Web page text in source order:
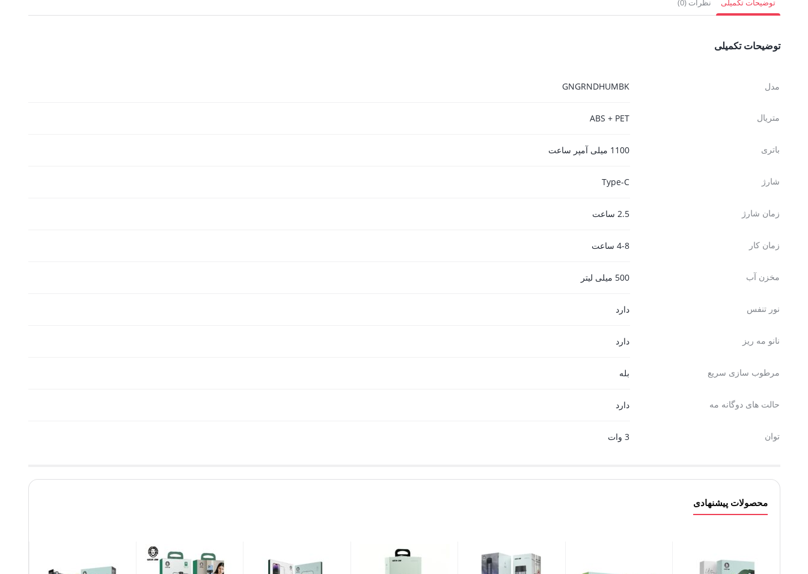
توضیحات تکمیلی نظرات (0)
توضیحات تکمیلی
مدل GNGRNDHUMBK
متریال ABS + PET
باتری 1100 میلی آمپر ساعت
شارژ Type-C
زمان شارژ 2.5 ساعت
زمان کار 4-8 ساعت
مخزن آب 500 میلی لیتر
نور تنفس دارد
نانو مه ریز دارد
مرطوب سازی سریع بله
حالت های دوگانه مه دارد
توان 3 وات
محصولات پیشنهادی